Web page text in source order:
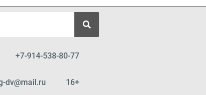
+7-914-538-80-77
dv@mail.ru 16+